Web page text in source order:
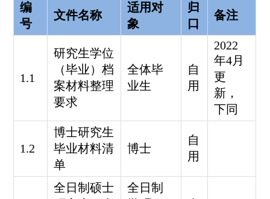
编
号
文件名称
适用对
象
归
口
备注
1.1
研究生学位
（毕业）档
案材料整理
要求
全体毕
业生
自
用
2022
年4月
更
新，
下同
1.2
博士研究生
毕业材料清
单
博士
自
用
全日制硕士
全日制